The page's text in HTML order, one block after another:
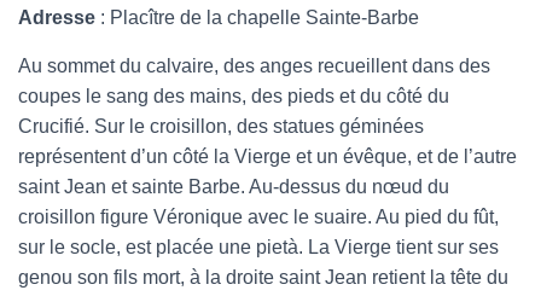
Adresse : Placître de la chapelle Sainte-Barbe
Au sommet du calvaire, des anges recueillent dans des
coupes le sang des mains, des pieds et du côté du
Crucifié. Sur le croisillon, des statues géminées
représentent d’un côté la Vierge et un évêque, et de l’autre
saint Jean et sainte Barbe. Au-dessus du nœud du
croisillon figure Véronique avec le suaire. Au pied du fût,
sur le socle, est placée une pietà. La Vierge tient sur ses
genou son fils mort, à la droite saint Jean retient la tête du